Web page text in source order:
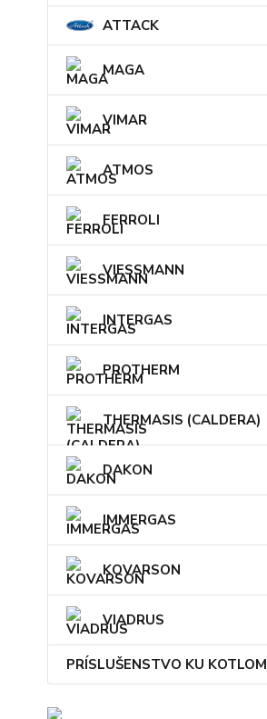
ATTACK
MAGA
VIMAR
ATMOS
FERROLI
VIESSMANN
INTERGAS
PROTHERM
THERMASIS (CALDERA)
DAKON
IMMERGAS
KOVARSON
VIADRUS
PRÍSLUŠENSTVO KU KOTLOM